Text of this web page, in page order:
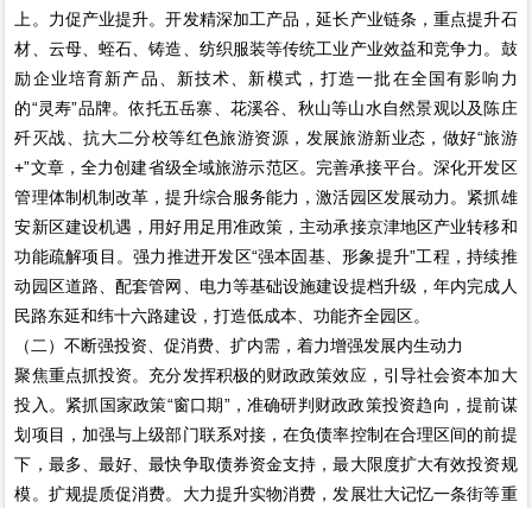
上。力促产业提升。开发精深加工产品，延长产业链条，重点提升石
材、云母、蛭石、铸造、纺织服装等传统工业产业效益和竞争力。鼓
励企业培育新产品、新技术、新模式，打造一批在全国有影响力
的“灵寿”品牌。依托五岳寨、花溪谷、秋山等山水自然景观以及陈庄
歼灭战、抗大二分校等红色旅游资源，发展旅游新业态，做好“旅游
+”文章，全力创建省级全域旅游示范区。完善承接平台。深化开发区
管理体制机制改革，提升综合服务能力，激活园区发展动力。紧抓雄
安新区建设机遇，用好用足用准政策，主动承接京津地区产业转移和
功能疏解项目。强力推进开发区“强本固基、形象提升”工程，持续推
动园区道路、配套管网、电力等基础设施建设提档升级，年内完成人
民路东延和纬十六路建设，打造低成本、功能齐全园区。
（二）不断强投资、促消费、扩内需，着力增强发展内生动力
聚焦重点抓投资。充分发挥积极的财政政策效应，引导社会资本加大
投入。紧抓国家政策“窗口期”，准确研判财政政策投资趋向，提前谋
划项目，加强与上级部门联系对接，在负债率控制在合理区间的前提
下，最多、最好、最快争取债券资金支持，最大限度扩大有效投资规
模。扩规提质促消费。大力提升实物消费，发展壮大记忆一条街等重